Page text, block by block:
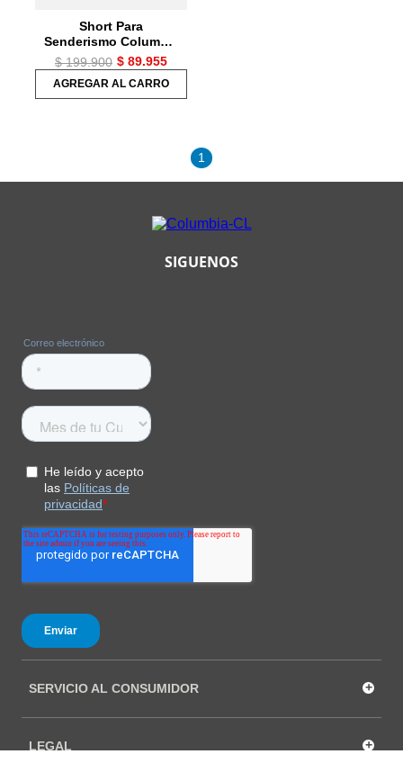
Short Para
Senderismo Columbia
Hike Short Para Mujer
$ 199.900 $ 89.955
AGREGAR AL CARRO
1
SIGUENOS
SERVICIO AL CONSUMIDOR +
LEGAL +